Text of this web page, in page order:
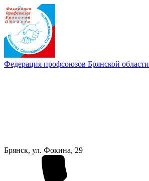
Федерация профсоюзов Брянской области
Брянск, ул. Фокина, 29